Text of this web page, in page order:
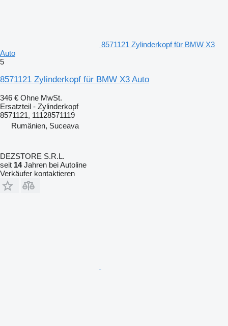
8571121 Zylinderkopf für BMW X3
Auto
5
8571121 Zylinderkopf für BMW X3 Auto
346 € Ohne MwSt.
Ersatzteil - Zylinderkopf
8571121, 11128571119
Rumänien, Suceava
DEZSTORE S.R.L.
seit 14Jahren bei Autoline
Verkäufer kontaktieren